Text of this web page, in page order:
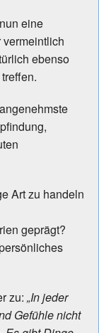
eine
ebenso
Art zu handeln
geprägt?
zu: „In jeder
Gefühle nicht